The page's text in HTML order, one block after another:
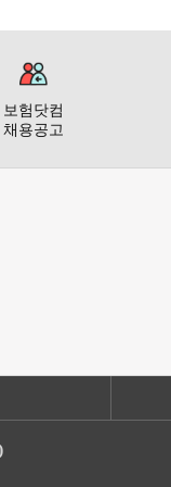
보험닷컴
채용공고